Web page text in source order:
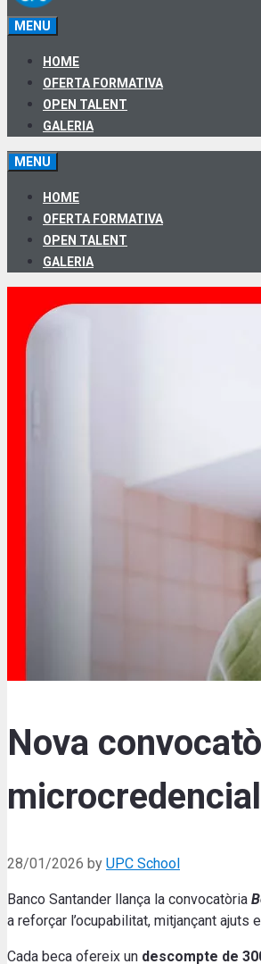
MENU
HOME
OFERTA FORMATIVA
OPEN TALENT
GALERIA
MENU
HOME
OFERTA FORMATIVA
OPEN TALENT
GALERIA
Nova
28/01/2026 by UPC School
Banco Santander llança la convocatòria
a reforçar l’ocupabilitat, mitjançant
Cada beca ofereix un descompte de